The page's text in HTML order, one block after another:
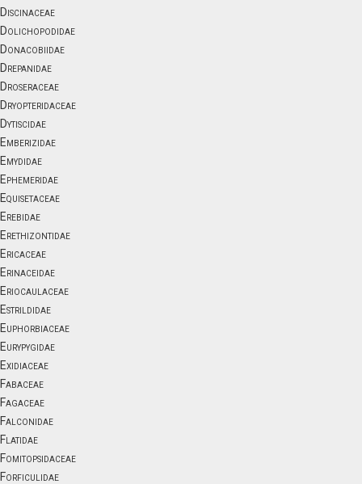
Discinaceae
Dolichopodidae
Donacobiidae
Drepanidae
Droseraceae
Dryopteridaceae
Dytiscidae
Emberizidae
Emydidae
Ephemeridae
Equisetaceae
Erebidae
Erethizontidae
Ericaceae
Erinaceidae
Eriocaulaceae
Estrildidae
Euphorbiaceae
Eurypygidae
Exidiaceae
Fabaceae
Fagaceae
Falconidae
Flatidae
Fomitopsidaceae
Forficulidae